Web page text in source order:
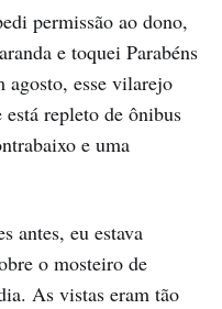
permissão ao dono,
e toquei Parabéns
agosto, esse vilarejo
repleto de ônibus
e uma
antes, eu estava
o mosteiro de
As vistas eram tão